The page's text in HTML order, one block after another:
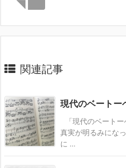
関連記事
現代のベートー
「現代のベート
真実が明るみにな
に ...